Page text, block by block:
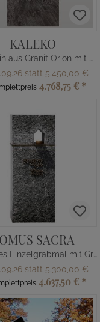
KALEKO
Grabstein aus Granit Orion mit Bronze Kreuz vom Steinmetz
statt 5.450,00 €
4.768,75 € *
SACRA
Modernes Einzelgrabmal mit Granit & Bronze
statt 5.300,00 €
4.637,50 € *